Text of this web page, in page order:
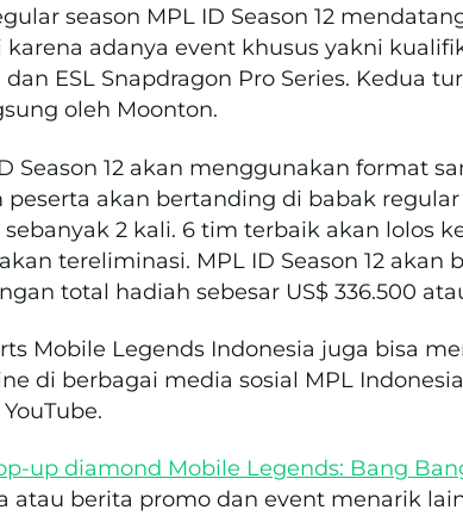
season MPL ID Season 12
karena adanya event khusus yakni
ESL Snapdragon Pro Series. Kedua
oleh Moonton.
Season 12 akan menggunakan format
peserta akan bertanding di babak
2 kali. 6 tim terbaik akan lolos
tereliminasi. MPL ID Season 12 akan
total hadiah sebesar US$ 336.500
Mobile Legends Indonesia juga bisa
di berbagai media sosial MPL
up diamond Mobile Legends: Bang
atau berita promo dan event menarik